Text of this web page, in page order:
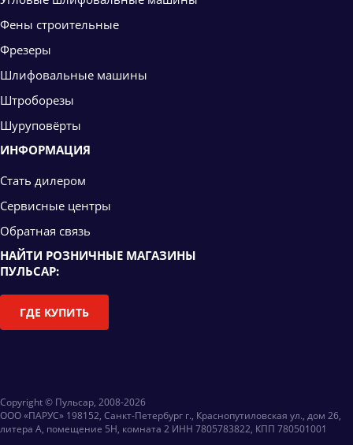
Фены строительные
Фрезеры
Шлифовальные машины
Штроборезы
Шуруповёрты
ИНФОРМАЦИЯ
Стать дилером
Сервисные центры
Обратная связь
НАЙТИ РОЗНИЧНЫЕ МАГАЗИНЫ
ПУЛЬСАР:
ГДЕ КУПИТЬ
Copyright © Пульсар, 2008-2026
ООО «ПАРУС» 198152, Санкт-Петербург г., Краснопутиловская ул., дом 26,
литера А, помещение 5Н, комната 2 ИНН 7805783822, КПП 780501001